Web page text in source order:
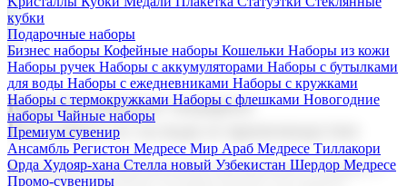
кубки
Подарочные наборы
Бизнес наборы Кофейные наборы Кошельки Наборы из кожи
Наборы ручек Наборы с аккумуляторами Наборы с бутылками
для воды Наборы с ежедневниками Наборы с кружками
Наборы с термокружками Наборы с флешками Новогодние
наборы Чайные наборы
Премиум сувенир
Ансамбль Регистон Медресе Мир Араб Медресе Тиллакори
Орда Худояр-хана Стелла новый Узбекистан Шердор Медресе
Промо-сувениры
Корпоративные подарки
Поставка со склада и производство
Мы предлагаем широкий выбор корпоративных подарков и